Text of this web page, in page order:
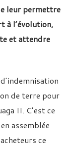
leur permettre
à l’évolution,
et attendre
de terre pour
II. C’est ce
assemblée
ce